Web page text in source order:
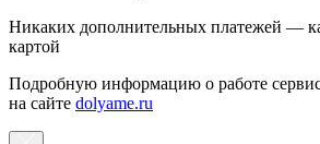
Никаких дополнительных платежей —
картой
Подробную информацию о работе
на сайте dolyame.ru